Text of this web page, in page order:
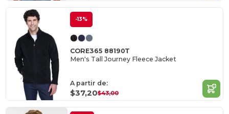
-13%
CORE365 88190T
Men's Tall Journey Fleece Jacket
A partir de:
$37,20$43,00